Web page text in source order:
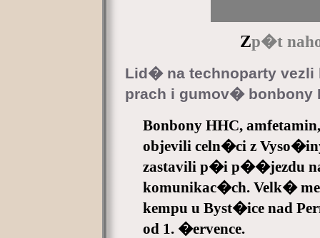
Zp�t
Lid� na technoparty
prach i gumov� bonbony
Bonbony HHC,
objevili celn�ci z
zastavili p�i p��jezdu
komunikac�ch. Velk�
kempu u Byst�ice nad
od 1. �ervence.